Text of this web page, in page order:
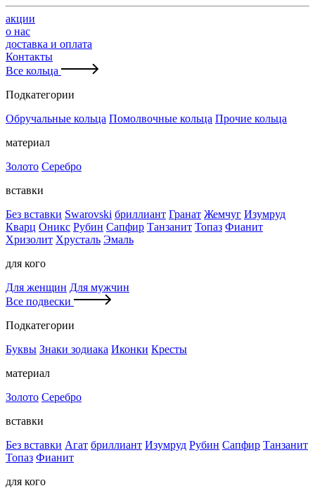
акции
о нас
доставка и оплата
Контакты
Все кольца
Подкатегории
Обручальные кольца Помолвочные кольца Прочие кольца
материал
Золото Серебро
вставки
Без вставки Swarovski бриллиант Гранат Жемчуг Изумруд
Кварц Оникс Рубин Сапфир Танзанит Топаз Фианит
Хризолит Хрусталь Эмаль
для кого
Для женщин Для мужчин
Все подвески
Подкатегории
Буквы Знаки зодиака Иконки Кресты
материал
Золото Серебро
вставки
Без вставки Агат бриллиант Изумруд Рубин Сапфир Танзанит
Топаз Фианит
для кого